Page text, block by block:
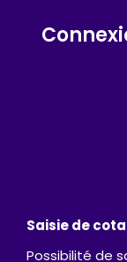
Saisie de
Possibilité de